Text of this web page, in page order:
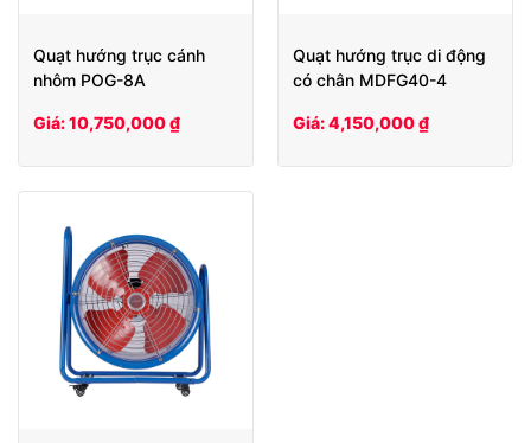
Quạt hướng trục cánh
nhôm POG-8A
Giá: 10,750,000 ₫
Quạt hướng trục di động
có chân MDFG40-4
Giá: 4,150,000 ₫